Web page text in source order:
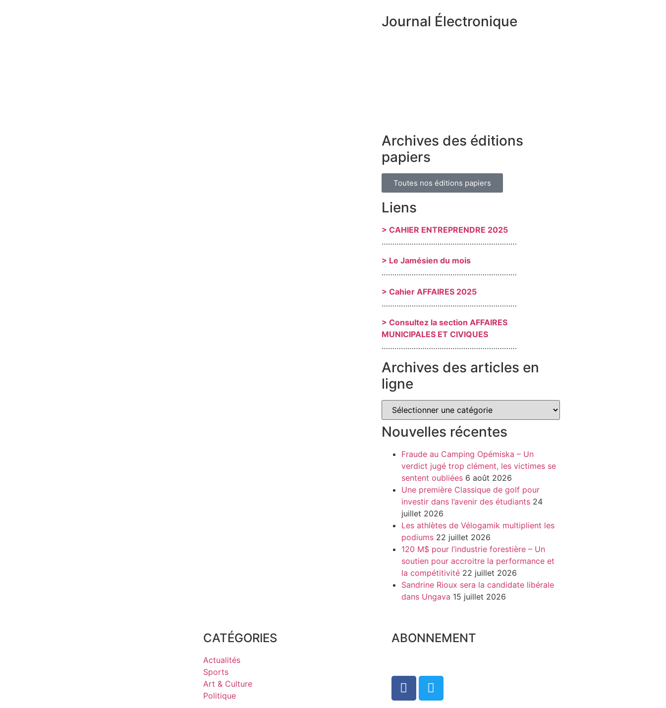
Journal Électronique
Archives des éditions
papiers
Toutes nos éditions papiers
Liens
> CAHIER ENTREPRENDRE 2025
………………………………………………………
> Le Jamésien du mois
………………………………………………………
> Cahier AFFAIRES 2025
………………………………………………………
> Consultez la section AFFAIRES
MUNICIPALES ET CIVIQUES
………………………………………………………
Archives des articles en
ligne
Nouvelles récentes
Fraude au Camping Opémiska – Un
verdict jugé trop clément, les victimes se
sentent oubliées 6 août 2026
Une première Classique de golf pour
investir dans l’avenir des étudiants 24
juillet 2026
Les athlètes de Vélogamik multiplient les
podiums 22 juillet 2026
120 M$ pour l’industrie forestière – Un
soutien pour accroitre la performance et
la compétitivité 22 juillet 2026
Sandrine Rioux sera la candidate libérale
dans Ungava 15 juillet 2026
CATÉGORIES
Actualités
Sports
Art & Culture
Politique
ABONNEMENT